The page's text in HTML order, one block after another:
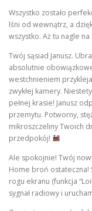
Wszystko zostało
lśni od wewnątrz, a
wszystko. Aż tu nagle
Twój sąsiad Janusz.
absolutnie
westchnieniem
zwykłej kamery.
pełnej krasie! Janusz
przemytu. Potworny,
mikroszczeliny Twoich
przedpokój!
Ale spokojnie! Twój
Home broń ostateczna!
rogu ekranu (funkcja
sygnał radiowy i